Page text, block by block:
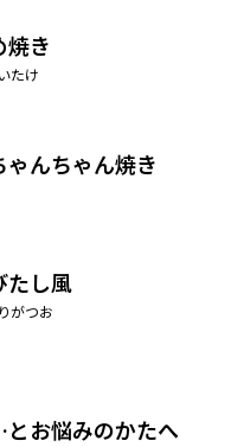
焼き
たけ
んちゃん焼き
たし風
がつお
お悩みのかたへ